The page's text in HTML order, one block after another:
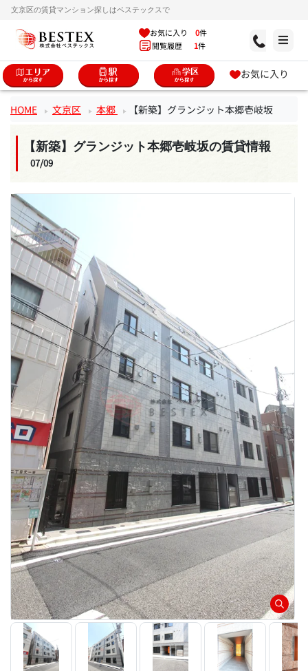
文京区の賃貸マンション探しはベステックスで
お気に入り 0件
閲覧履歴 1件
お気に入り
HOME 文京区 本郷 【新築】グランジット本郷壱岐坂
【新築】グランジット本郷壱岐坂の賃貸情報
07/09